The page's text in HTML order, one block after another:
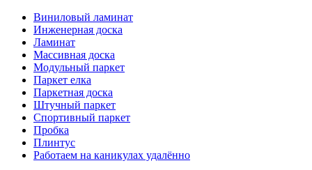
Виниловый ламинат
Инженерная доска
Ламинат
Массивная доска
Модульный паркет
Паркет елка
Паркетная доска
Штучный паркет
Спортивный паркет
Пробка
Плинтус
Работаем на каникулах удалённо